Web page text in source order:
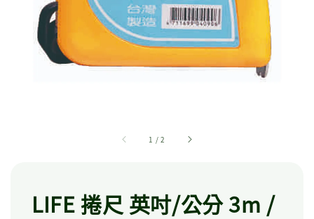
1 /2
LIFE 捲尺 英吋/公分 3m /